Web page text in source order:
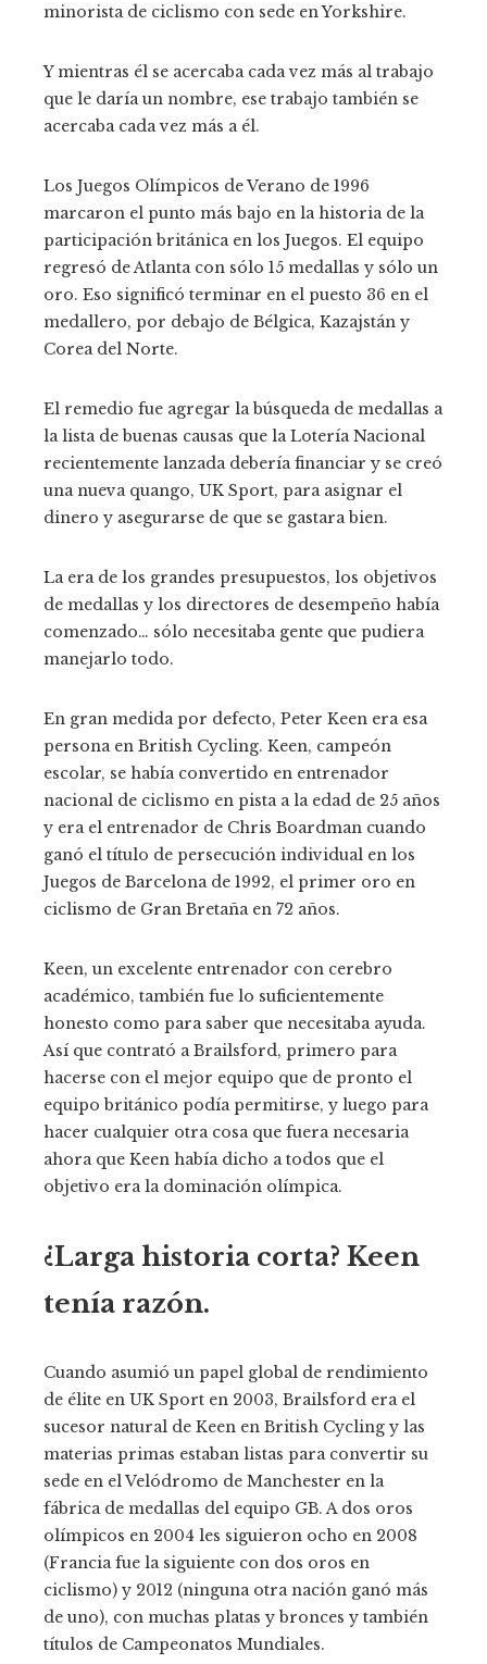
minorista de ciclismo con sede en Yorkshire.
Y mientras él se acercaba cada vez más al trabajo
que le daría un nombre, ese trabajo también se
acercaba cada vez más a él.
Los Juegos Olímpicos de Verano de 1996
marcaron el punto más bajo en la historia de la
participación británica en los Juegos. El equipo
regresó de Atlanta con sólo 15 medallas y sólo un
oro. Eso significó terminar en el puesto 36 en el
medallero, por debajo de Bélgica, Kazajstán y
Corea del Norte.
El remedio fue agregar la búsqueda de medallas a
la lista de buenas causas que la Lotería Nacional
recientemente lanzada debería financiar y se creó
una nueva quango, UK Sport, para asignar el
dinero y asegurarse de que se gastara bien.
La era de los grandes presupuestos, los objetivos
de medallas y los directores de desempeño había
comenzado… sólo necesitaba gente que pudiera
manejarlo todo.
En gran medida por defecto, Peter Keen era esa
persona en British Cycling. Keen, campeón
escolar, se había convertido en entrenador
nacional de ciclismo en pista a la edad de 25 años
y era el entrenador de Chris Boardman cuando
ganó el título de persecución individual en los
Juegos de Barcelona de 1992, el primer oro en
ciclismo de Gran Bretaña en 72 años.
Keen, un excelente entrenador con cerebro
académico, también fue lo suficientemente
honesto como para saber que necesitaba ayuda.
Así que contrató a Brailsford, primero para
hacerse con el mejor equipo que de pronto el
equipo británico podía permitirse, y luego para
hacer cualquier otra cosa que fuera necesaria
ahora que Keen había dicho a todos que el
objetivo era la dominación olímpica.
¿Larga historia corta? Keen
tenía razón.
Cuando asumió un papel global de rendimiento
de élite en UK Sport en 2003, Brailsford era el
sucesor natural de Keen en British Cycling y las
materias primas estaban listas para convertir su
sede en el Velódromo de Manchester en la
fábrica de medallas del equipo GB. A dos oros
olímpicos en 2004 les siguieron ocho en 2008
(Francia fue la siguiente con dos oros en
ciclismo) y 2012 (ninguna otra nación ganó más
de uno), con muchas platas y bronces y también
títulos de Campeonatos Mundiales.